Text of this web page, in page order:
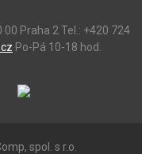
00 Praha 2 Tel.: +420 724
Po-Pá 10-18 hod.
spol. s r.o.